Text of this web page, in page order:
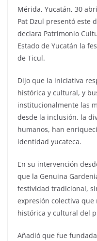
Mérida, Yucatán, 30
Pat Dzul presentó este
declara Patrimonio
Estado de Yucatán la
de Ticul.
Dijo que la iniciativa
histórica y cultural, y
institucionalmente las
desde la inclusión, la
humanos, han
identidad yucateca.
En su intervención
que la Genuina
festividad tradicional,
expresión colectiva
histórica y cultural del
Añadió que fue